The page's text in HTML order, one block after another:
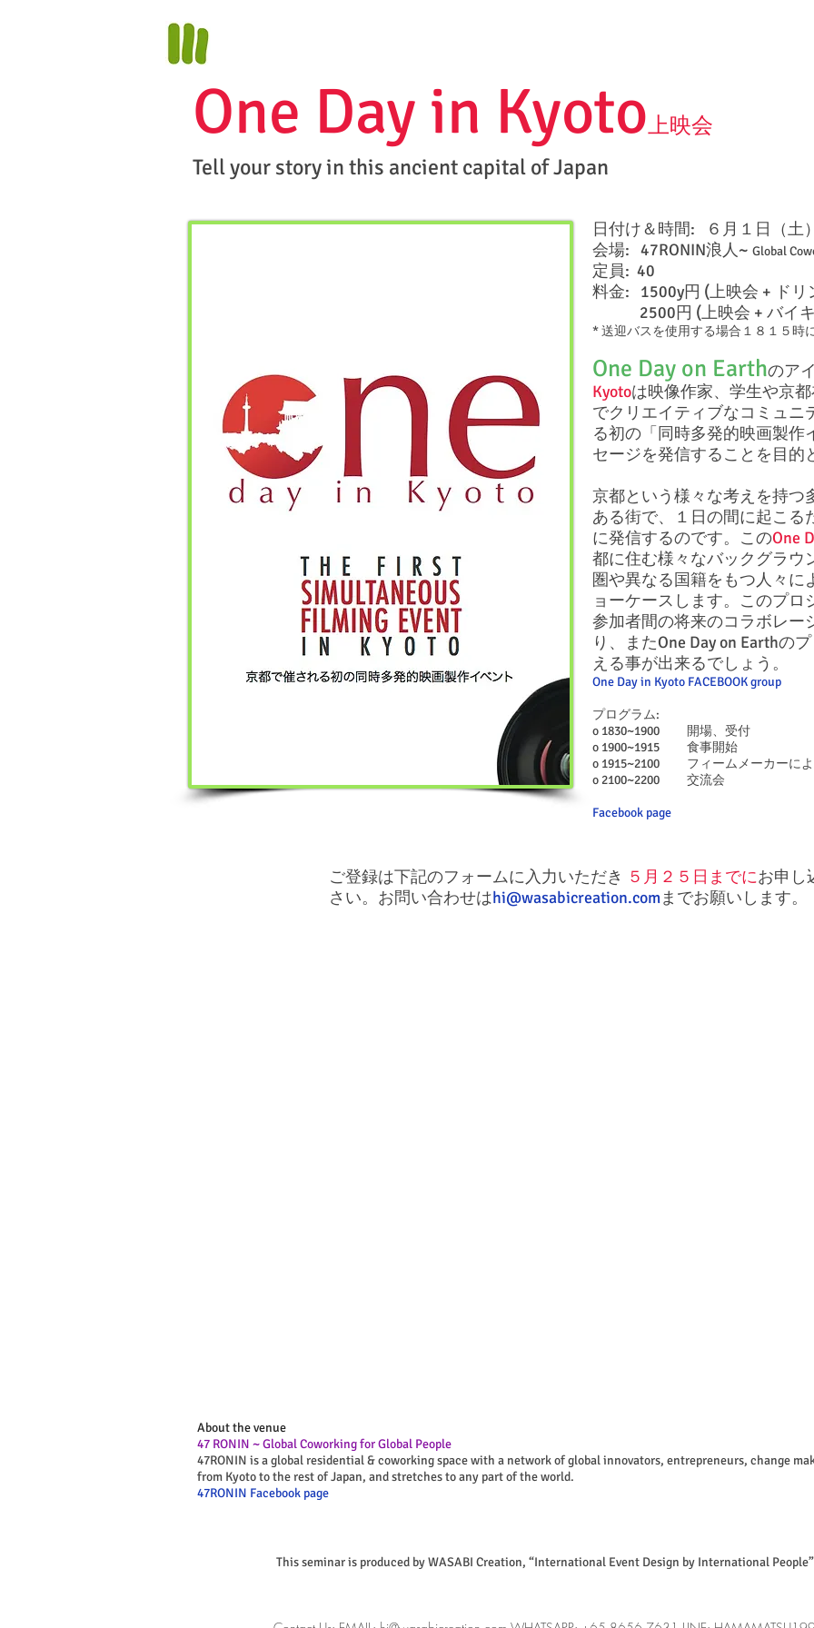
One Day in Kyoto上映会
Tell your story in this ancient capital of Japan
日付け＆時間: ６月１日（土
会場: 47RONIN浪人~ Global
定員: 40
料金: 1500y円 (上映会 + ドリ
2500円 (上映会 + バイキ
* 送迎バスを使用する場合１８１５時
One Day on Earthのア
Kyotoは映像作家、学生や京
でクリエイティブなコミュニ
る初の「同時多発的映画製
セージを発信することを目的
京都という様々な考えを持つ
ある街で、１日の間に起こる
に発信するのです。このOne
都に住む様々なバックグラウ
圏や異なる国籍をもつ人々
ョーケースします。このプ
参加者間の将来のコラボレー
り、またOne Day on Earthの
える事が出来るでしょう。
One Day in Kyoto FACEBOOK group
プログラム:
o 1830~1900 開場、受付
o 1900~1915 食事開始
o 1915~2100 フィームメーカーによ
​o 2100~2200 交流会
Facebook page
ご登録は下記のフォームに入力いただき ５月２５日までにお申し
さい。お問い合わせはhi@wasabicreation.comまでお願いします。
About the venue
47 RONIN ~ Global Coworking for Global People
47RONIN is a global residential & coworking space with a network of global innovators, entrepreneurs, change
from Kyoto to the rest of Japan, and stretches to any part of the world.
47RONIN Facebook page
This seminar is produced by WASABI Creation, “International Event Design by International